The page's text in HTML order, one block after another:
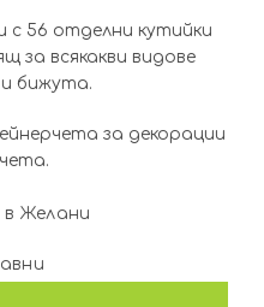
с 56 отделни кутийки
за всякакви видове
бижута.
за декорации
Желани